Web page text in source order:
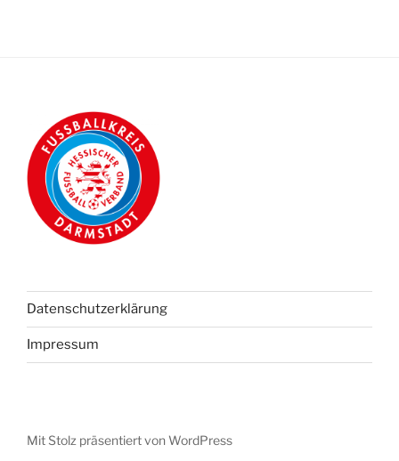
Datenschutzerklärung
Impressum
Mit Stolz präsentiert von WordPress